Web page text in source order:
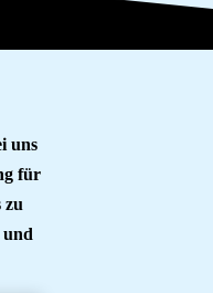
uns
für
zu
und